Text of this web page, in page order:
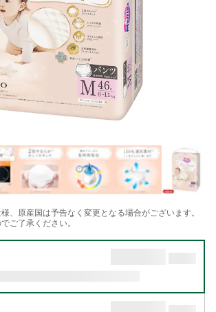
、原産国は予告なく変更となる場合がございます。
ご了承ください。